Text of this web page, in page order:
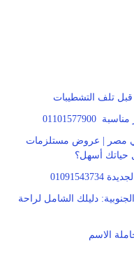
قبل تلف التشطيبات
مصر | عروض مستلزمات
حياتك أسهل؟
دليلك الشامل لراحة
الاسم